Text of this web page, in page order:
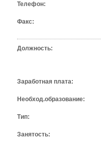
Телефон:
Факс:
Должность:
Заработная плата:
Необход.образование:
Тип:
Занятость: